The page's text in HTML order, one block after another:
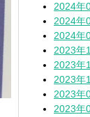
2024年
2024年
2024年
2023年
2023年
2023年
2023年
2023年